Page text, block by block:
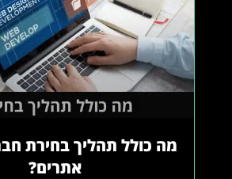
מה כולל תהליך בחירת
אתרים?